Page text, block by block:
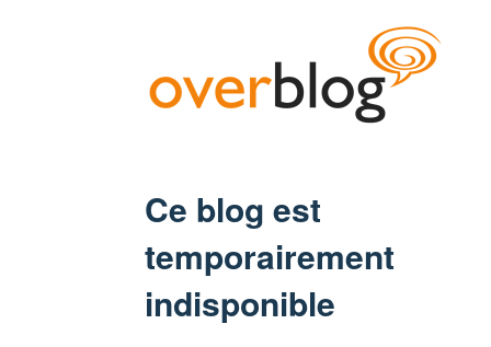
Ce blog est
temporairement
indisponible